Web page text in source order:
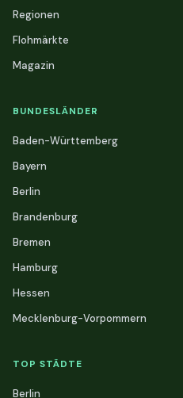
Regionen
Flohmärkte
Magazin
BUNDESLÄNDER
Baden-Württemberg
Bayern
Berlin
Brandenburg
Bremen
Hamburg
Hessen
Mecklenburg-Vorpommern
TOP STÄDTE
Berlin